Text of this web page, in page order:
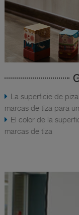
La superficie de
marcas de tiza para
El color de la
marcas de tiza